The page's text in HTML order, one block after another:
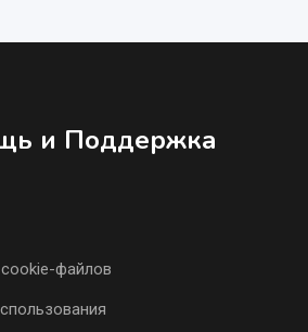
и Поддержка
файлов